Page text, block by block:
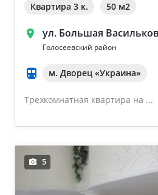
Квартира 3 к. 50 м2
ул. Большая
Голосеевский район
м. Дворец «Украина»
Трехкомнатная квартира на ...
5